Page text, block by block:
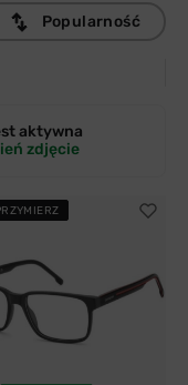
Popularność
aktywna
zdjęcie